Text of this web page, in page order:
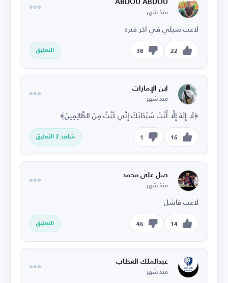
ABDOU ABDOU
منذ شهر
لاعب سيئي في اخر فتره
22
38 التعليق
ابن الإمارات
منذ شهر
﴿لَا إِلَهَ إِلَّا أَنْتَ سُبْحَانَكَ إِنِّي كُنْتُ مِنَ الظَّالِمِينَ﴾
16
1 شاهد 2 التعليق
صل على محمد
منذ شهر
لاعب فاشل
14
46 التعليق
عبدالملك العطاب
منذ شهر